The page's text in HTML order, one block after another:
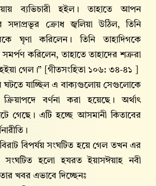
ব্যভিচারী হইল। তাহাতে আপন
সদাপ্রভূর ক্রোধ জ্বলিয়া উঠিল, তিনি
ঘৃণা করিলেন। তিনি তাহাদিগকে
করিলেন, তাহাতে তাহাদের শত্রুরা
গেল।” [গীতসংহিতা ১০৬: ৩৪-৪১ ]
ঘটতে যাচ্ছিল এ বাক্যগুলোয় সেগুলোকে
বর্ণনা করা হয়েছে। অর্থাৎ
গেছে। এটি হচ্ছে আসমানী কিতাবের
বিপর্যয় সংঘটিত হয়ে গেল তখন এর
হলো হযরত ইয়াসঈয়াহ নবী
খবর এভাবে দিচ্ছেনঃ